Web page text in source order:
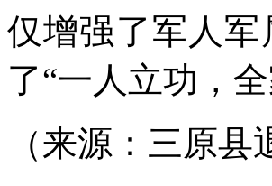
仅增强了军人
了“一人立功，
（来源：三原